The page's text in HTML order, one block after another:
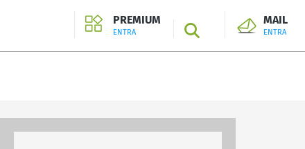
PREMIUM
ENTRA SEARCH
MAIL
ENTRA